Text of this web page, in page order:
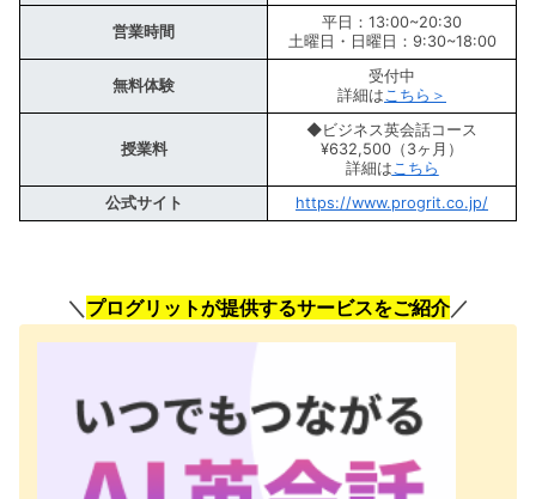
営業時間
平日：13:00~20:30
土曜日・日曜日：9:30~18:00
無料体験
受付中
詳細は こちら＞
授業料
◆ビジネス英会話コース
¥632,500（3ヶ月）
詳細は こちら
公式サイト
https://www.progrit.co.jp/
＼ プログリットが提供するサービスをご紹介／